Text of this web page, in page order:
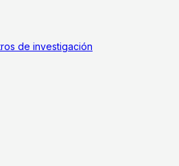
de investigación